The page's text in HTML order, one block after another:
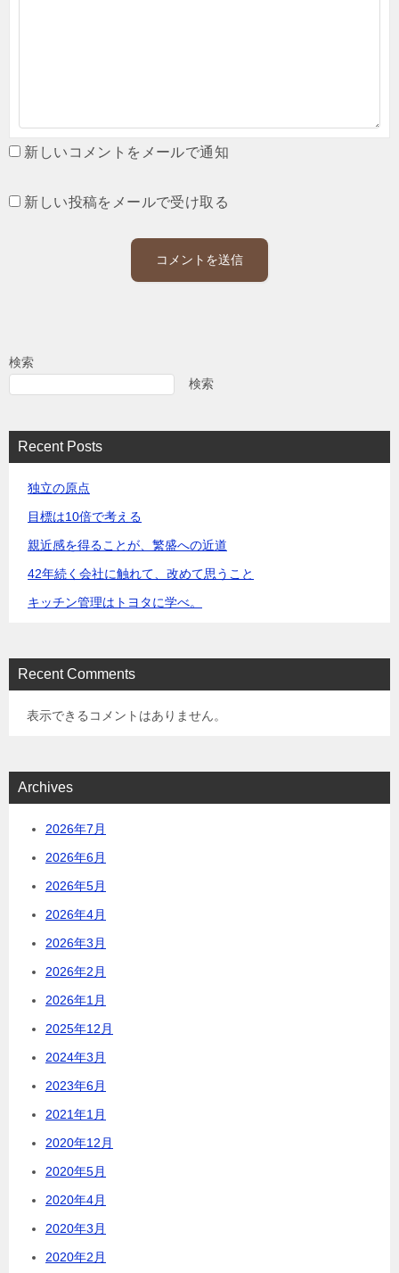
新しいコメントをメールで通知
新しい投稿をメールで受け取る
検索
検索
Recent Posts
独立の原点
目標は10倍で考える
親近感を得ることが、繁盛への近道
42年続く会社に触れて、改めて思うこと
キッチン管理はトヨタに学べ。
Recent Comments
表示できるコメントはありません。
Archives
2026年7月
2026年6月
2026年5月
2026年4月
2026年3月
2026年2月
2026年1月
2025年12月
2024年3月
2023年6月
2021年1月
2020年12月
2020年5月
2020年4月
2020年3月
2020年2月